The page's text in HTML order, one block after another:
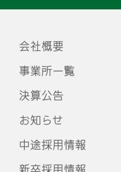
会社概要
事業所一覧
決算公告
お知らせ
中途採用情報